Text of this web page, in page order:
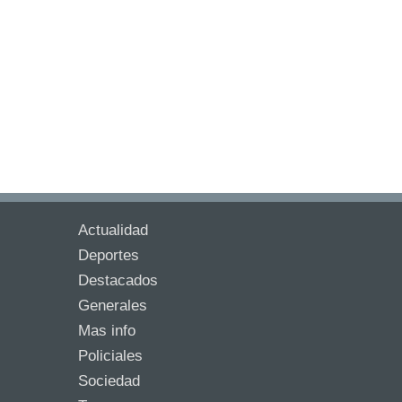
Actualidad
Deportes
Destacados
Generales
Mas info
Policiales
Sociedad